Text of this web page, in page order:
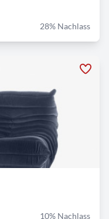
28% Nachlass
10% Nachlass